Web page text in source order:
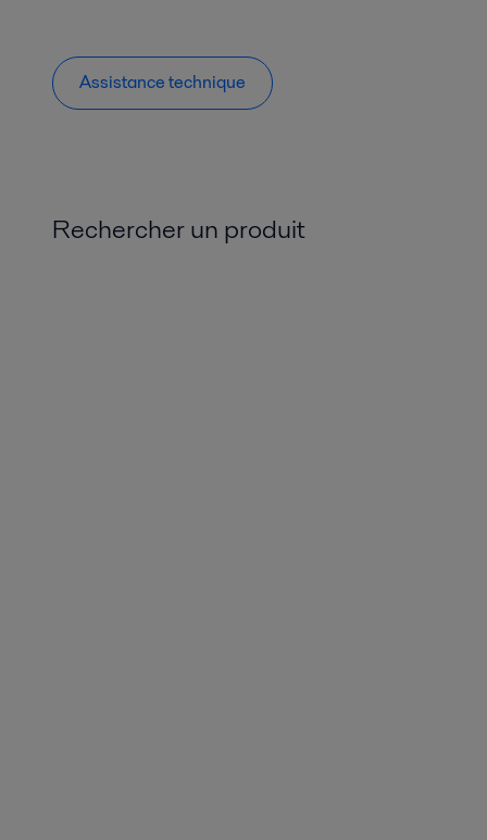
Assistance technique
Rechercher un produit